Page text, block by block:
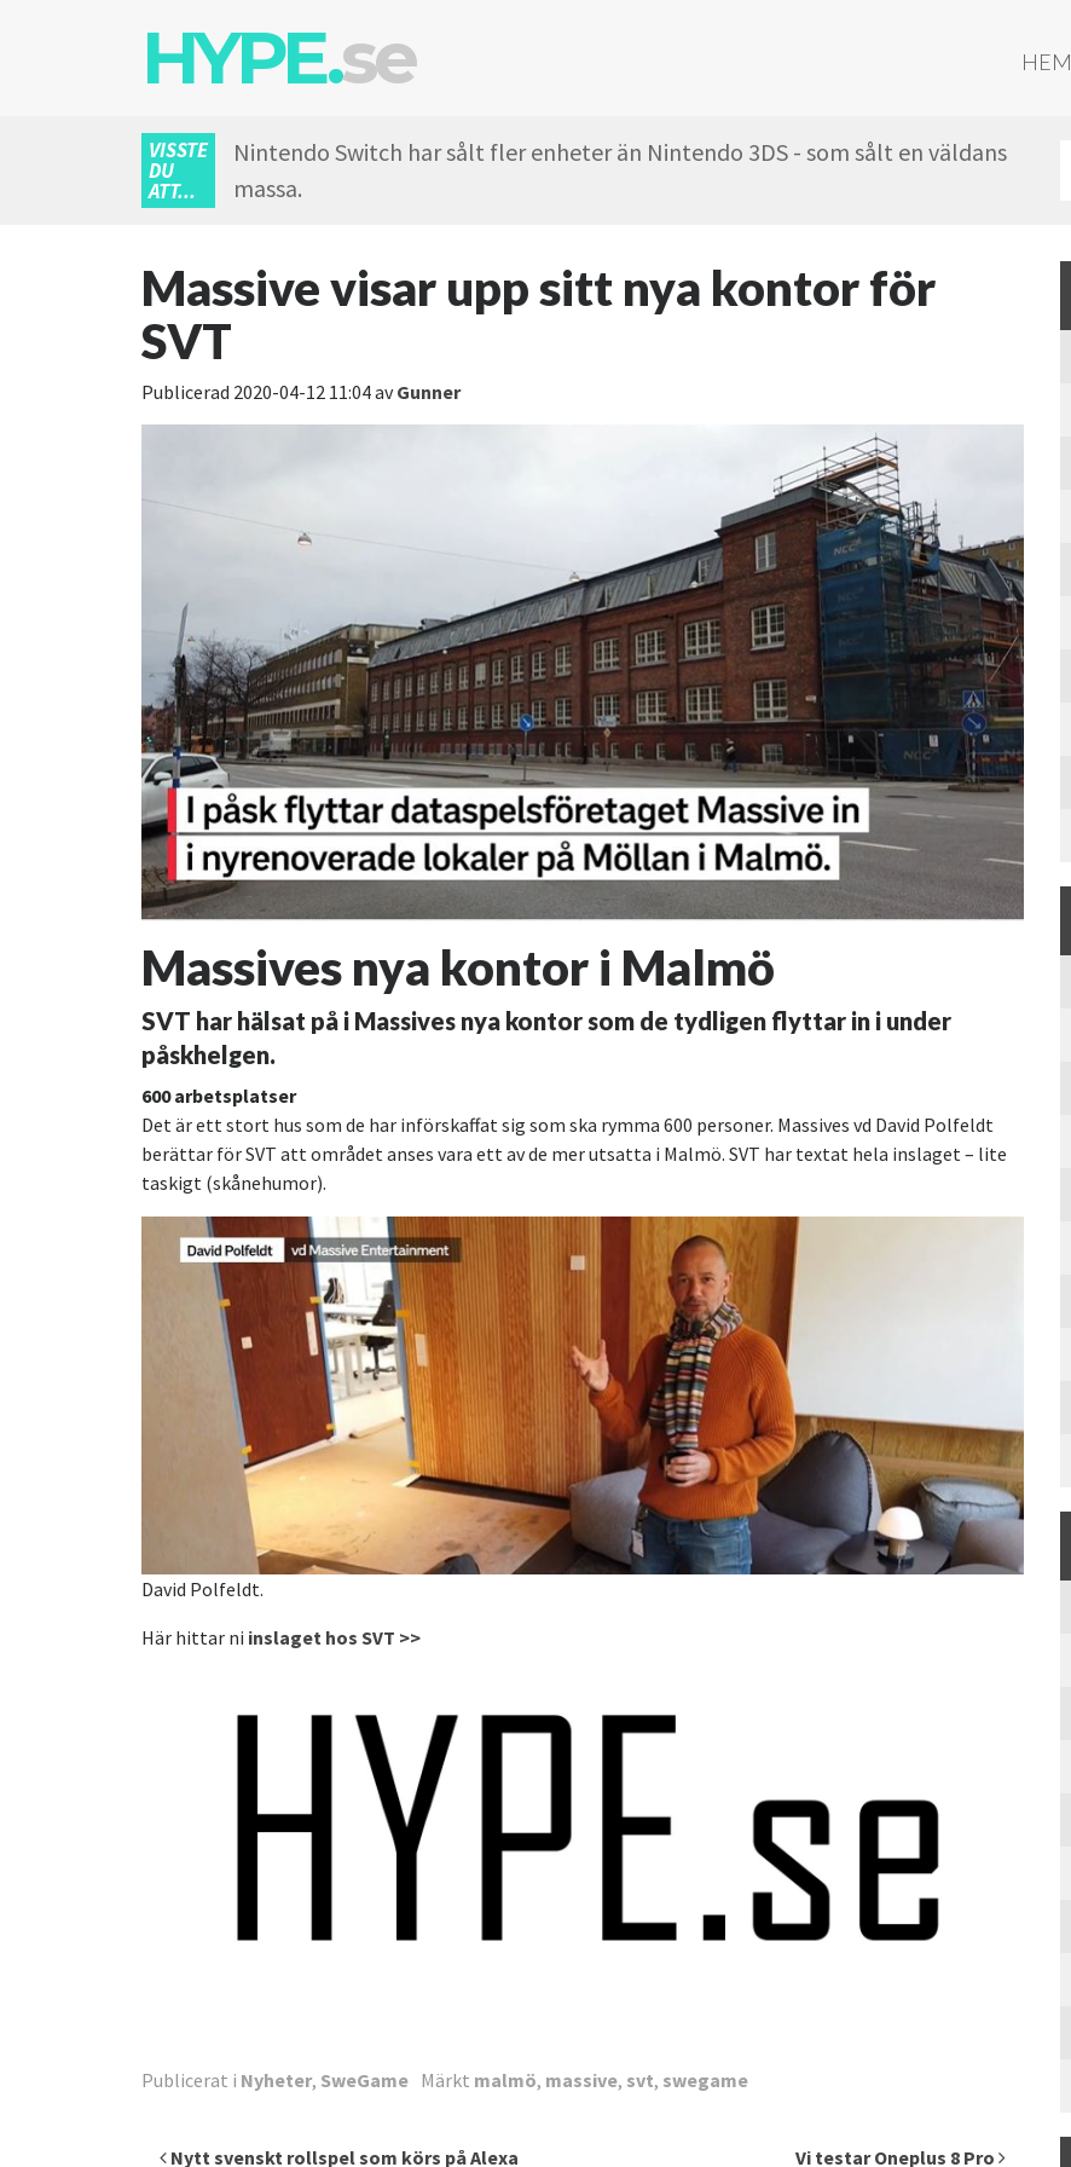
HYPE.se HEM
VISSTE
DU
ATT...
Nintendo Switch har sålt fler enheter än Nintendo 3DS - som sålt en väldans
massa.
Massive visar upp sitt nya kontor för
SVT
Publicerad 2020-04-12 11:04avGunner
Massives nya kontor i Malmö
SVT har hälsat på i Massives nya kontor som de tydligen flyttar in i under
påskhelgen.
600 arbetsplatser
Det är ett stort hus som de har införskaffat sig som ska rymma 600 personer. Massives vd David Polfeldt
berättar för SVT att området anses vara ett av de mer utsatta i Malmö. SVT har textat hela inslaget – lite
taskigt (skånehumor).
David Polfeldt.
Här hittar ni inslaget hos SVT >>
Publicerat i Nyheter, SweGame Märkt malmö, massive, svt, swegame
Inläggsnavigering
Nytt svenskt rollspel som körs på Alexa Vi testar Oneplus 8 Pro